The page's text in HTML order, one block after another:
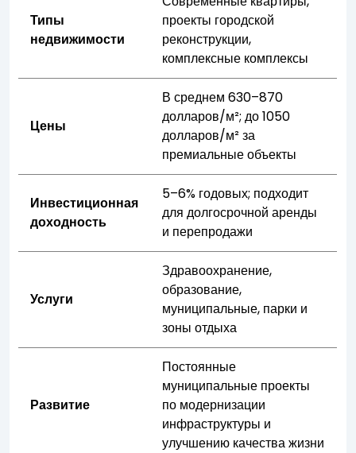
Типы
недвижимости
проекты городской
реконструкции,
комплексные комплексы
Цены
В среднем 630–870
долларов/м²; до 1050
долларов/м² за
премиальные объекты
Инвестиционная
доходность
5–6% годовых; подходит
для долгосрочной аренды
и перепродажи
Услуги
Здравоохранение,
образование,
муниципальные, парки и
зоны отдыха
Развитие
Постоянные
муниципальные проекты
по модернизации
инфраструктуры и
улучшению качества жизни